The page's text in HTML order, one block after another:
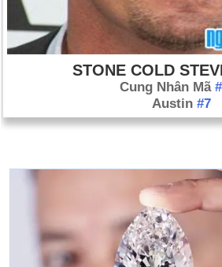
STONE COLD
Cung Nhân Mã
Austin #7